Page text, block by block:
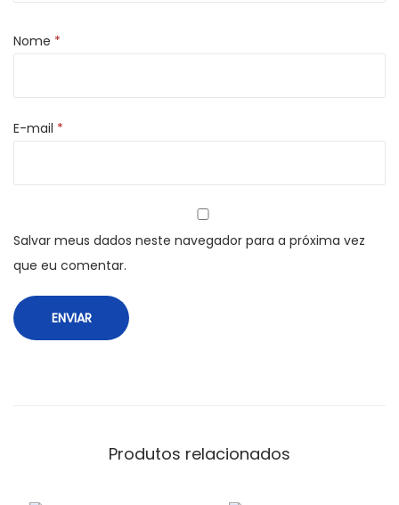
o
a
a
d
e
Nome *
E-mail *
Salvar meus dados neste navegador para a próxima vez
que eu comentar.
Produtos relacionados